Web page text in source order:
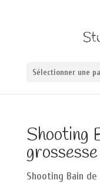
Sélectionner une
Shooting
Shooting Bain